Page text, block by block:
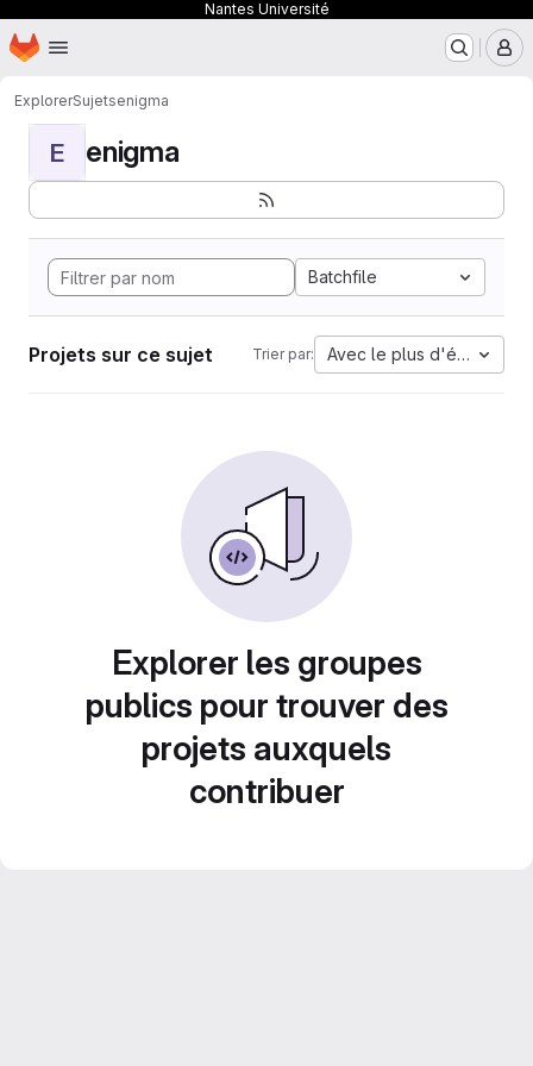
Nantes Université
Passer au contenu principal
Page d'accueil
ExplorerSujetsenigma
E enigma
Batchfile
Projets sur ce sujet Trier par: Avec le plus d'étoiles
Explorer les groupes
publics pour trouver des
projets auxquels
contribuer